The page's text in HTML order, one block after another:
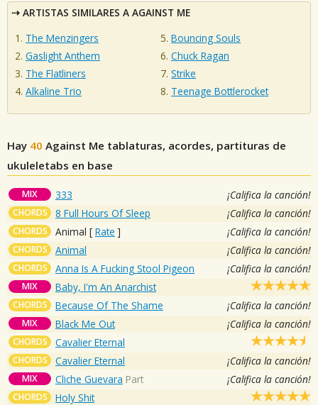
ARTISTAS SIMILARES A AGAINST ME
The Menzingers
Gaslight Anthem
The Flatliners
Alkaline Trio
Bouncing Souls
Chuck Ragan
Strike
Teenage Bottlerocket
Hay 40 Against Me tablaturas, acordes, partituras de
ukuleletabs en base
MIX 333 ¡Califica la canción!
CHORDS 8 Full Hours Of Sleep ¡Califica la canción!
CHORDS Animal [ Rate ] ¡Califica la canción!
CHORDS Animal ¡Califica la canción!
CHORDS Anna Is A Fucking Stool Pigeon ¡Califica la canción!
MIX Baby, I'm An Anarchist
CHORDS Because Of The Shame ¡Califica la canción!
MIX Black Me Out ¡Califica la canción!
CHORDS Cavalier Eternal
CHORDS Cavalier Eternal ¡Califica la canción!
MIX Cliche Guevara Part ¡Califica la canción!
CHORDS Holy Shit